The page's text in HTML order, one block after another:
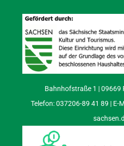
Bahnhofstraße 1 | 09669
Telefon: 037206-89 41 89 | E-